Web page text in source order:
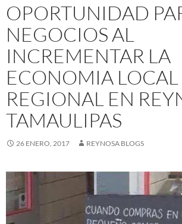
OPORTUNIDAD
NEGOCIOS AL
INCREMENTAR LA
ECONOMIA LOCAL
REGIONAL EN
TAMAULIPAS
26 ENERO, 2017 REYNOSA BLOGS